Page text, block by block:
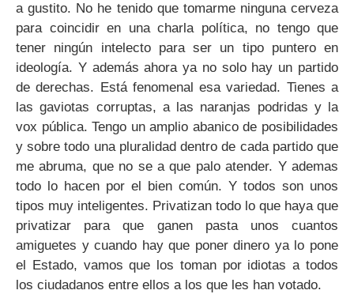
a gustito. No he tenido que tomarme ninguna cerveza
para coincidir en una charla política, no tengo que
tener ningún intelecto para ser un tipo puntero en
ideología. Y además ahora ya no solo hay un partido
de derechas. Está fenomenal esa variedad. Tienes a
las gaviotas corruptas, a las naranjas podridas y la
vox pública. Tengo un amplio abanico de posibilidades
y sobre todo una pluralidad dentro de cada partido que
me abruma, que no se a que palo atender. Y ademas
todo lo hacen por el bien común. Y todos son unos
tipos muy inteligentes. Privatizan todo lo que haya que
privatizar para que ganen pasta unos cuantos
amiguetes y cuando hay que poner dinero ya lo pone
el Estado, vamos que los toman por idiotas a todos
los ciudadanos entre ellos a los que les han votado.